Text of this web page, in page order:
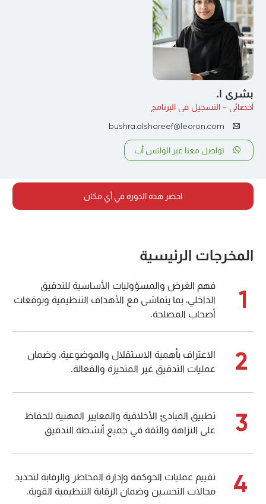
بشرى ا.
أخصائي - التسجيل في البرنامج
bushra.alshareef@leoron.com
تواصل معنا عبر الواتس أب
احضر هذه الدورة في أي مكان
المخرجات الرئيسية
1
فهم الغرض والمسؤوليات الأساسية للتدقيق
الداخلي، بما يتماشى مع الأهداف التنظيمية وتوقعات
أصحاب المصلحة.
2
الاعتراف بأهمية الاستقلال والموضوعية، وضمان
عمليات التدقيق غير المتحيزة والفعالة.
3
تطبيق المبادئ الأخلاقية والمعايير المهنية للحفاظ
على النزاهة والثقة في جميع أنشطة التدقيق
4
تقييم عمليات الحوكمة وإدارة المخاطر والرقابة لتحديد
مجالات التحسين وضمان الرقابة التنظيمية القوية.